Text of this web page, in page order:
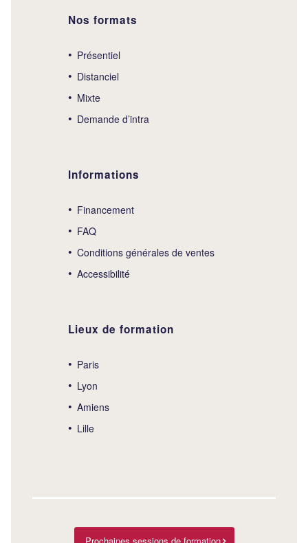
Nos formats
Présentiel
Distanciel
Mixte
Demande d’intra
Informations
Financement
FAQ
Conditions générales de ventes
Accessibilité
Lieux de formation
Paris
Lyon
Amiens
Lille